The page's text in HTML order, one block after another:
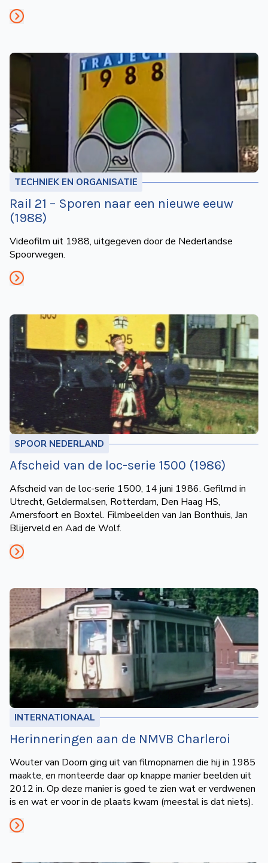
TECHNIEK EN ORGANISATIE
Rail 21 – Sporen naar een nieuwe eeuw
(1988)
Videofilm uit 1988, uitgegeven door de Nederlandse
Spoorwegen.
SPOOR NEDERLAND
Afscheid van de loc-serie 1500 (1986)
Afscheid van de loc-serie 1500, 14 juni 1986. Gefilmd in
Utrecht, Geldermalsen, Rotterdam, Den Haag HS,
Amersfoort en Boxtel. Filmbeelden van Jan Bonthuis, Jan
Blijerveld en Aad de Wolf.
INTERNATIONAAL
Herinneringen aan de NMVB Charleroi
Wouter van Doorn ging uit van filmopnamen die hij in 1985
maakte, en monteerde daar op knappe manier beelden uit
2012 in. Op deze manier is goed te zien wat er verdwenen
is en wat er voor in de plaats kwam (meestal is dat niets).